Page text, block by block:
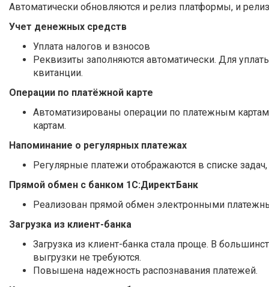
Автоматически обновляются и релиз платформы, и
Учет денежных средств
Уплата налогов и взносов
Реквизиты заполняются автоматически. Для
квитанции.
Операции по платёжной карте
Автоматизированы операции по платежным
картам.
Напоминание о регулярных платежах
Регулярные платежи отображаются в списке
Прямой обмен с банком 1С:ДиректБанк
Реализован прямой обмен электронными
Загрузка из клиент-банка
Загрузка из клиент-банка стала проще. В
выгрузки не требуются.
Повышена надежность распознавания платежей.